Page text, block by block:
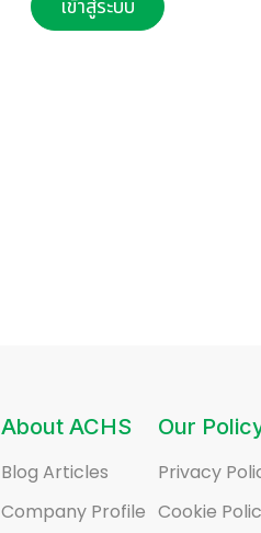
เข้าสู่ระบบ
About ACHS
Blog Articles
Company Profile
Our
Privacy
Cookie